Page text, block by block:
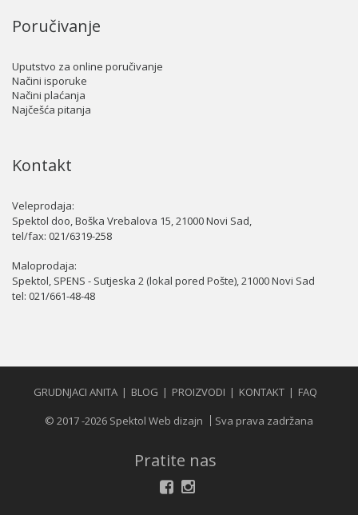
Poručivanje
Uputstvo za online poručivanje
Načini isporuke
Načini plaćanja
Najčešća pitanja
Kontakt
Veleprodaja:
Spektol doo, Boška Vrebalova 15, 21000 Novi Sad,
tel/fax: 021/6319-258
Maloprodaja:
Spektol, SPENS - Sutjeska 2 (lokal pored Pošte), 21000 Novi Sad
tel: 021/661-48-48
GRUDNJACI ANITA BLOG PROIZVODI KONTAKT
FAQ
© 2017 -2026 Spektol Web dizajn
Sva prava zadržana
Pratite nas